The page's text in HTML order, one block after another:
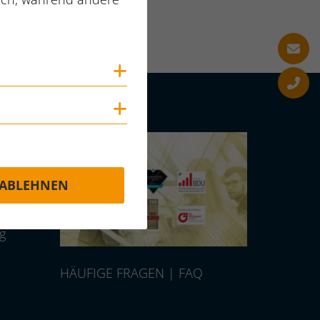
Auszeichnungen
HÄUFIGE FRAGEN | FAQ
Cookies anzeigen